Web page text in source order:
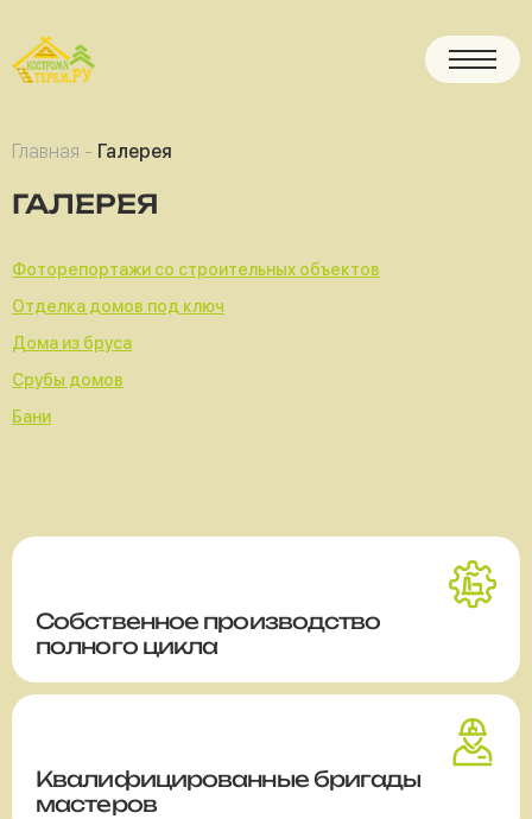
Главная - Галерея
ГАЛЕРЕЯ
Фоторепортажи со строительных объектов
Отделка домов под ключ
Дома из бруса
Срубы домов
Бани
Собственное производство
полного цикла
Квалифицированные бригады
мастеров